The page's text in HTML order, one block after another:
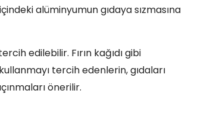
alüminyumun gıdaya sızmasına
edilebilir. Fırın kağıdı gibi
tercih edenlerin, gıdaları
önerilir.